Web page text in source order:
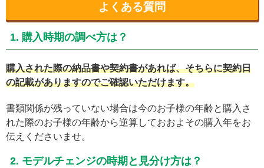
よくある質問
1. 購入時期の調べ方は？
購入された際の納品書や契約書があれば、そちらに契約日
の記載がありますのでご確認いただけます。
書類関係が残っていない場合は今のお子様の年齢と購入さ
れた際のお子様の年齢から逆算しておおよその購入年をお
伝えくださいませ。
2. モデルチェンジの時期と見分け方は？